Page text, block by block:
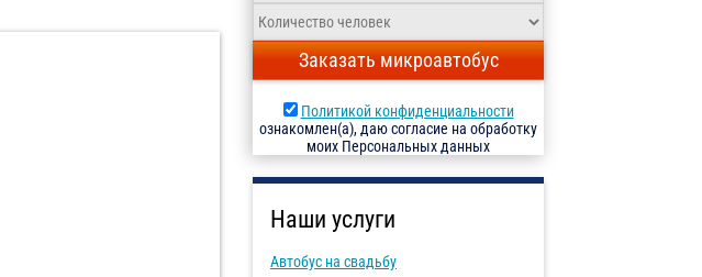
Заказать микроавтобус
Политикой конфиденциальности
ознакомлен(а), даю согласие на обработку
моих Персональных данных
Наши услуги
Автобус на свадьбу